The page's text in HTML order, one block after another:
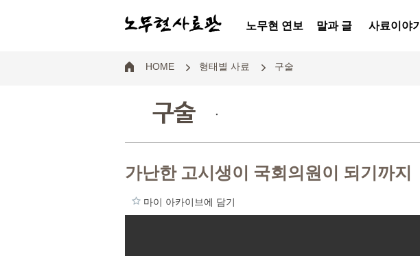
노무현 연보 말과 글 사료이야기
HOME 형태별 사료 구술
구술 .
가난한 고시생이 국회의원이 되기까지
마이 아카이브에 담기